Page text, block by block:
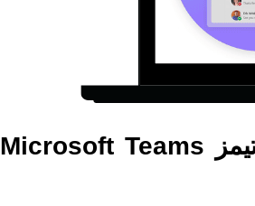
أهم إضافات تحديث تطبيق تحميل مايكروسوفت تيمز Microsoft Teams